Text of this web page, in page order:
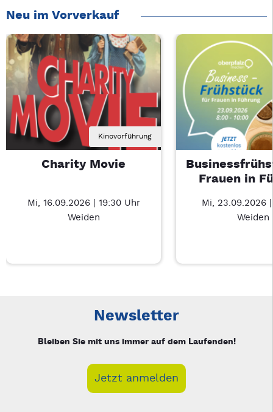
Neu im Vorverkauf
Kinovorführung
Charity Movie
Mi, 16.09.2026 | 19:30 Uhr
Weiden
Frauen in
Mi, 23.09.2026
Weiden
Newsletter
Bleiben Sie mit uns immer auf dem Laufenden!
Jetzt anmelden